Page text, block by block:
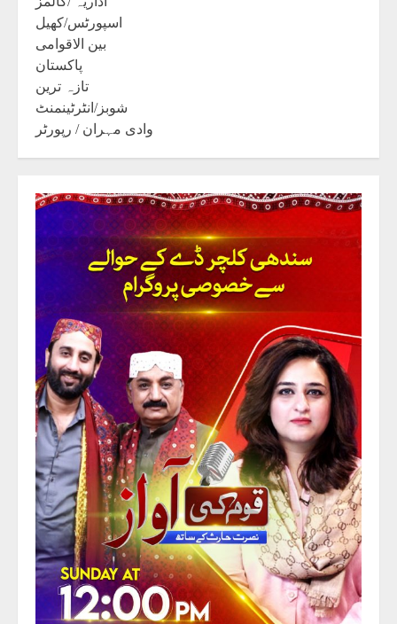
اسپورٹس/کھیل
بین الاقوامی
پاکستان
تازہ ترین
شوبز/انٹرٹینمنٹ
وادی مہران / رپورٹر